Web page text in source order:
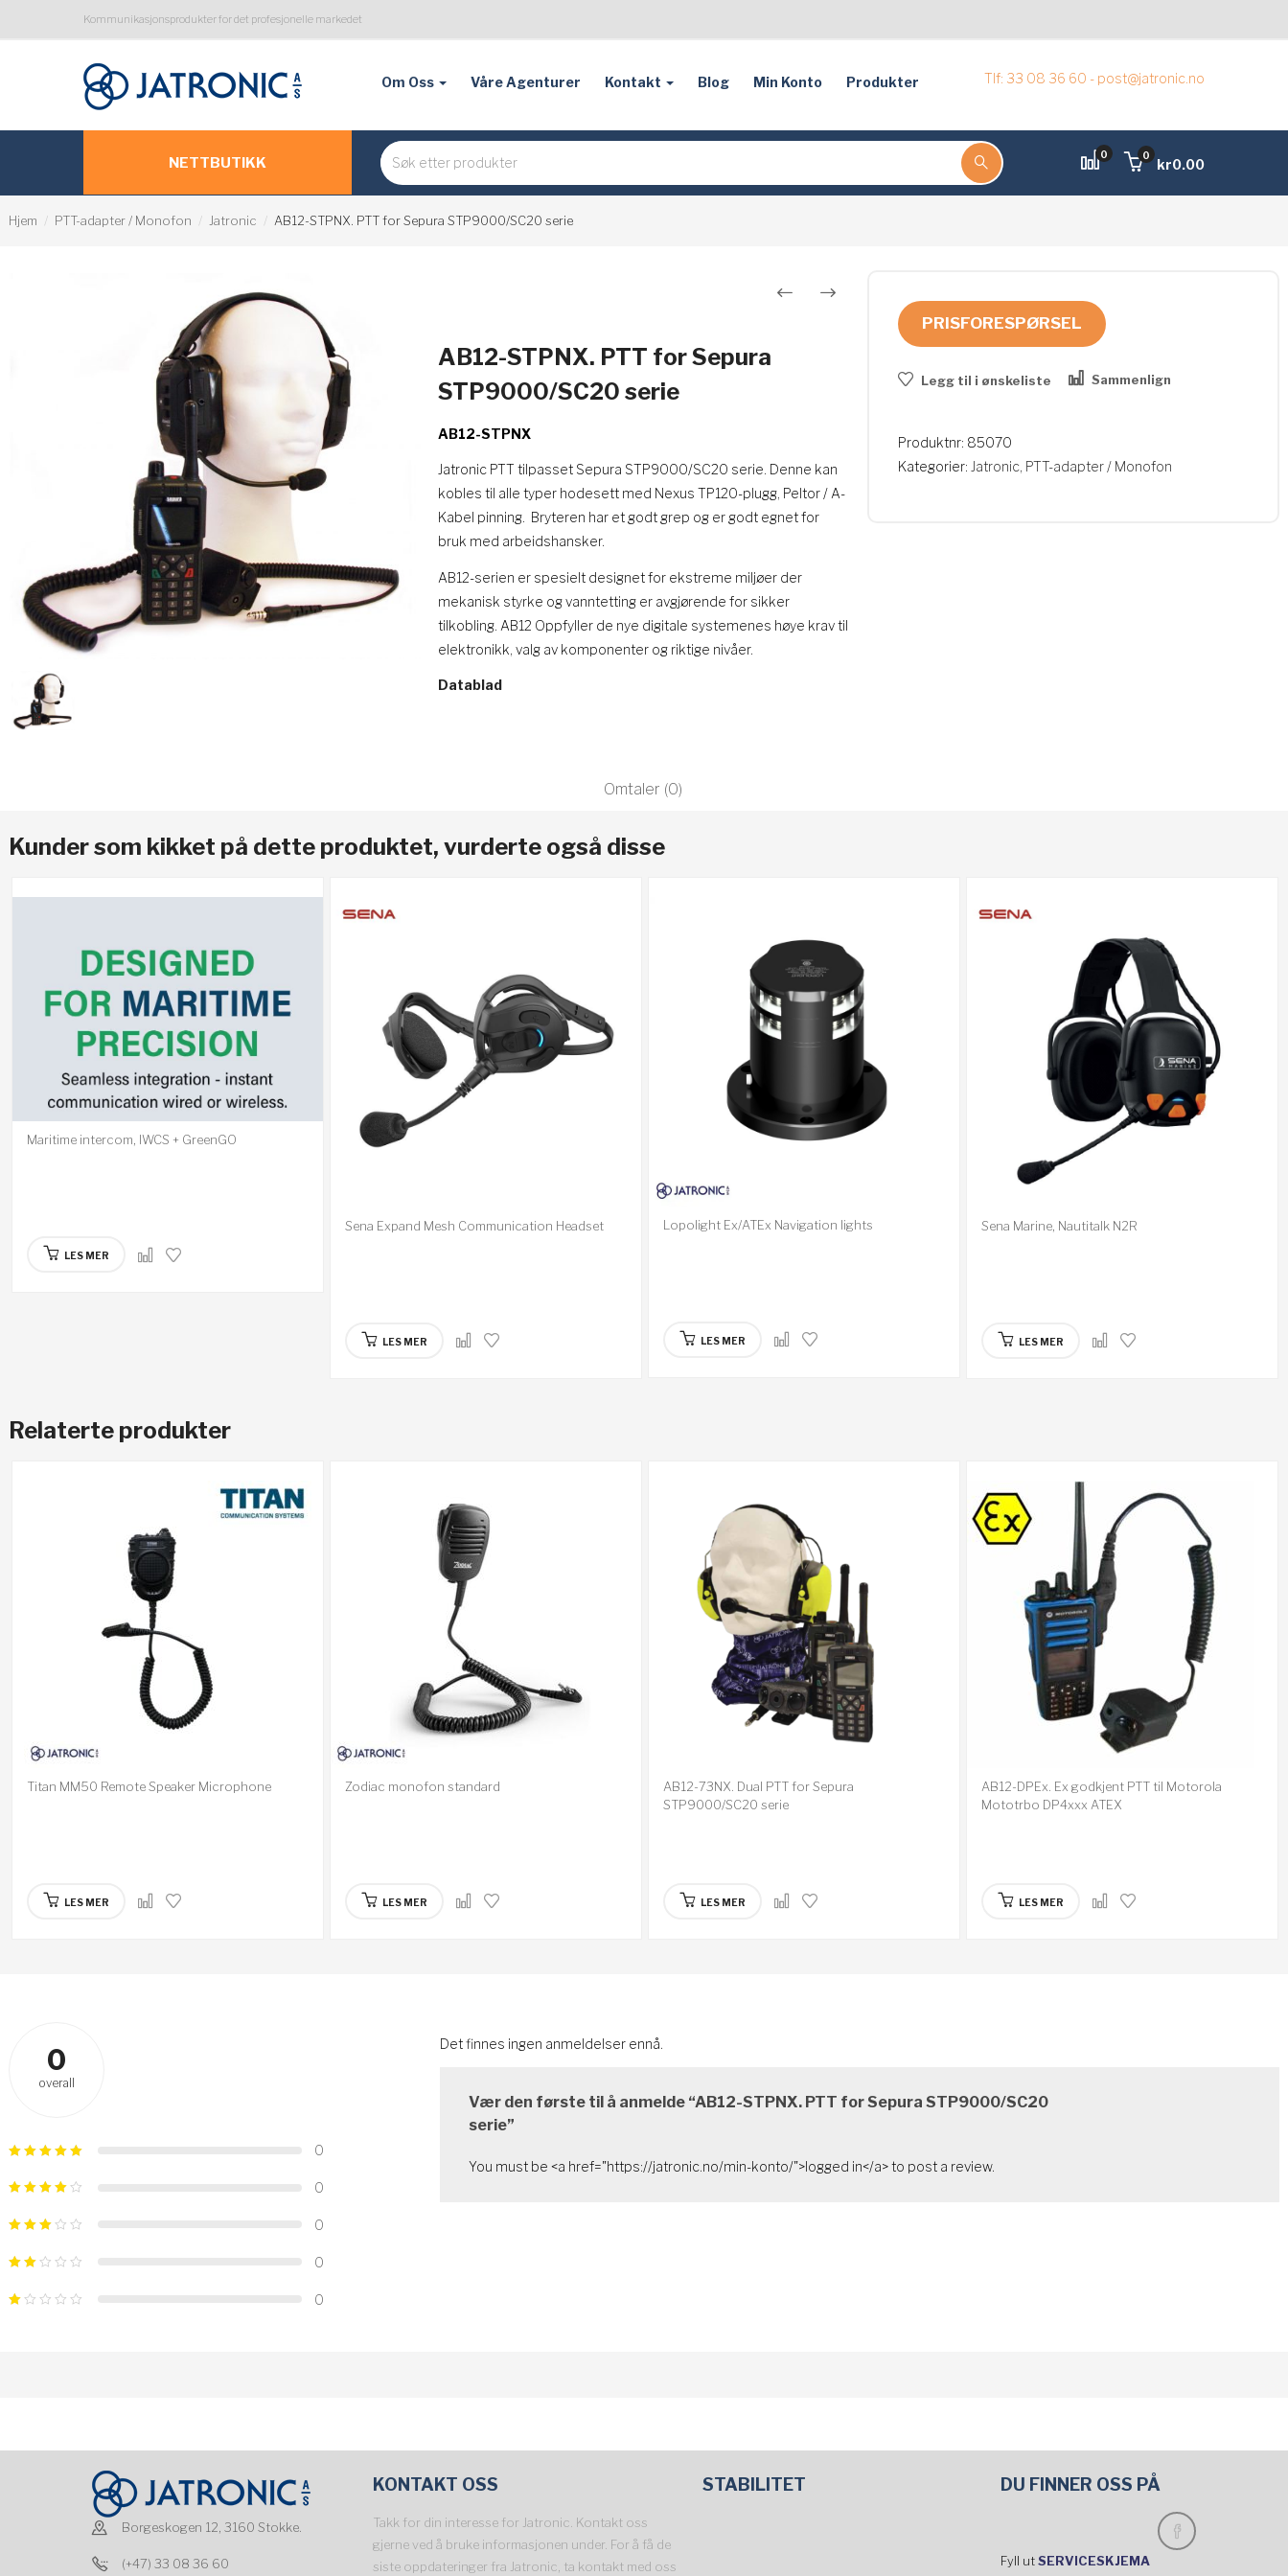
Kommunikasjonsprodukter for det profesjonelle markedet
Om Oss Våre Agenturer Kontakt Blog Min Konto Produkter Tlf: 33 08 36 60 - post@jatronic.no
NETTBUTIKK 0
kr0.00
0
Hjem PTT-adapter / Monofon Jatronic AB12-STPNX. PTT for Sepura STP9000/SC20 serie
AB12-STPNX. PTT for Sepura
STP9000/SC20 serie
AB12-STPNX
Jatronic PTT tilpasset Sepura STP9000/SC20 serie. Denne kan
kobles til alle typer hodesett med Nexus TP120-plugg, Peltor / A-
Kabel pinning. Bryteren har et godt grep og er godt egnet for
bruk med arbeidshansker.
AB12-serien er spesielt designet for ekstreme miljøer der
mekanisk styrke og vanntetting er avgjørende for sikker
tilkobling. AB12 Oppfyller de nye digitale systemenes høye krav til
elektronikk, valg av komponenter og riktige nivåer.
Datablad
PRISFORESPØRSEL
Legg til i ønskeliste Sammenlign
Produktnr: 85070
Kategorier: Jatronic, PTT-adapter / Monofon
Omtaler (0)
Kunder som kikket på dette produktet, vurderte også disse
Maritime intercom, IWCS + GreenGO
LES MER
Sena Expand Mesh Communication Headset
LES MER
Lopolight Ex/ATEx Navigation lights
LES MER
Sena Marine, Nautitalk N2R
LES MER
Relaterte produkter
Titan MM50 Remote Speaker Microphone
LES MER
Zodiac monofon standard
LES MER
AB12-73NX. Dual PTT for Sepura
STP9000/SC20 serie
LES MER
AB12-DPEx. Ex godkjent PTT til Motorola
Mototrbo DP4xxx ATEX
LES MER
0
overall
0
0
0
0
0
Det finnes ingen anmeldelser ennå.
Vær den første til å anmelde “AB12-STPNX. PTT for Sepura STP9000/SC20
serie”
You must be <a href="https://jatronic.no/min-konto/">logged in</a> to post a review.
Borgeskogen 12, 3160 Stokke.
(+47) 33 08 36 60
KONTAKT OSS
Takk for din interesse for Jatronic. Kontakt oss
gjerne ved å bruke informasjonen under. For å få de
siste oppdateringer fra Jatronic, ta kontakt med oss
STABILITET DU FINNER OSS PÅ
Fyll utSERVICESKJEMA